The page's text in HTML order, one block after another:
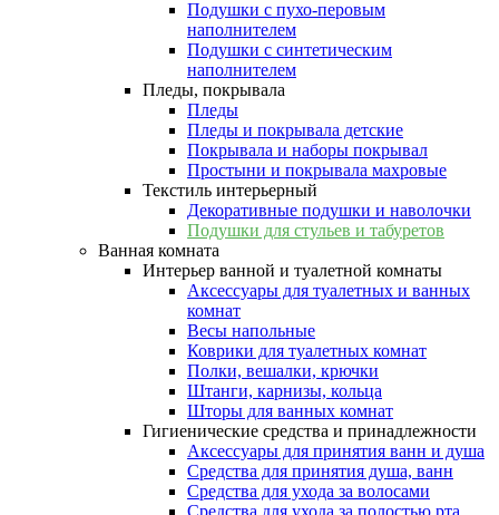
Подушки с пухо-перовым
наполнителем
Подушки с синтетическим
наполнителем
Пледы, покрывала
Пледы
Пледы и покрывала детские
Покрывала и наборы покрывал
Простыни и покрывала махровые
Текстиль интерьерный
Декоративные подушки и наволочки
Подушки для стульев и табуретов
Ванная комната
Интерьер ванной и туалетной комнаты
Аксессуары для туалетных и ванных
комнат
Весы напольные
Коврики для туалетных комнат
Полки, вешалки, крючки
Штанги, карнизы, кольца
Шторы для ванных комнат
Гигиенические средства и принадлежности
Аксессуары для принятия ванн и душа
Средства для принятия душа, ванн
Средства для ухода за волосами
Средства для ухода за полостью рта